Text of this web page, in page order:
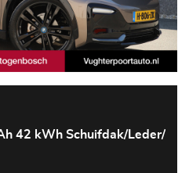
42 kWh Schuifdak/Leder/